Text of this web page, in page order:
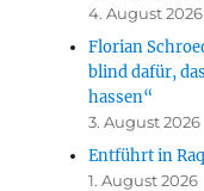
4. August 2026
Florian
blind dafür,
hassen“
3. August 2026
Entführt in
1. August 2026